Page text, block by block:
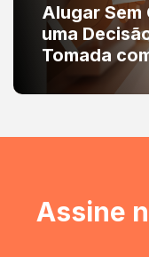
Alugar Sem
uma
Tomada
Assine